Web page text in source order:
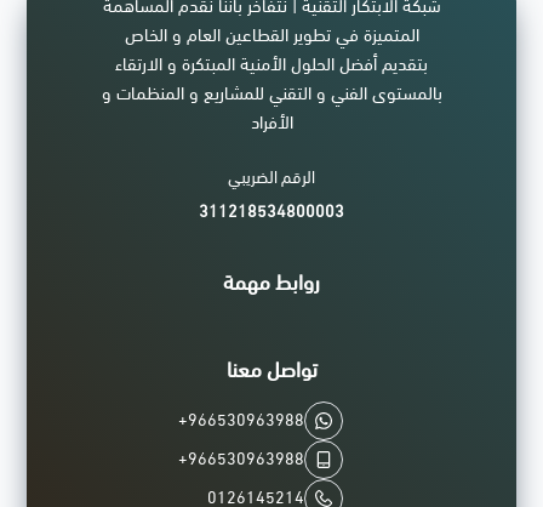
شبكة الابتكار التقنية | نتفاخر بأننا نقدم المساهمة
المتميزة في تطوير القطاعين العام و الخاص
بتقديم أفضل الحلول الأمنية المبتكرة و الارتقاء
بالمستوى الفني و التقني للمشاريع و المنظمات و
الأفراد
الرقم الضريبي
311218534800003
روابط مهمة
تواصل معنا
+966530963988
+966530963988
0126145214